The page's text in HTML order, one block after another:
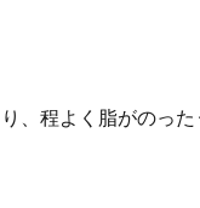
、程よく脂がのっ